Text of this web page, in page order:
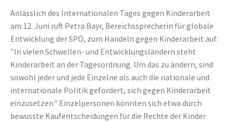
Anlässlich des Internationalen Tages gegen Kinderarbeit
am 12. Juni ruft Petra Bayr, Bereichssprecherin für globale
Entwicklung der SPÖ, zum Handeln gegen Kinderarbeit auf:
"In vielen Schwellen- und Entwicklungsländern steht
Kinderarbeit an der Tagesordnung. Um das zu ändern, sind
sowohl jeder und jede Einzelne als auch die nationale und
internationale Politik gefordert, sich gegen Kinderarbeit
einzusetzen." Einzelpersonen könnten sich etwa durch
bewusste Kaufentscheidungen für die Rechte der Kinder